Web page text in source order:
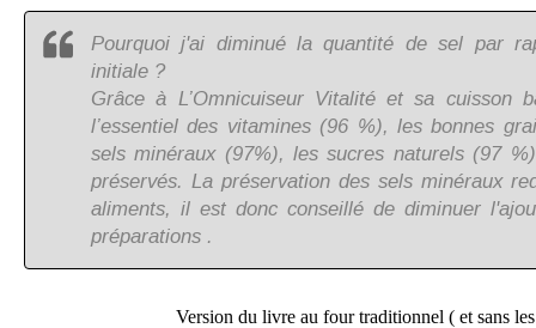
Pourquoi j'ai diminué la quantité de sel par
initiale ?
Grâce à L’Omnicuiseur Vitalité et sa cuisson
l’essentiel des vitamines (96 %), les bonnes
sels minéraux (97%), les sucres naturels (97
préservés. La préservation des sels minéraux
aliments, il est donc conseillé de diminuer
préparations .
Version du livre au four traditionnel ( et sans